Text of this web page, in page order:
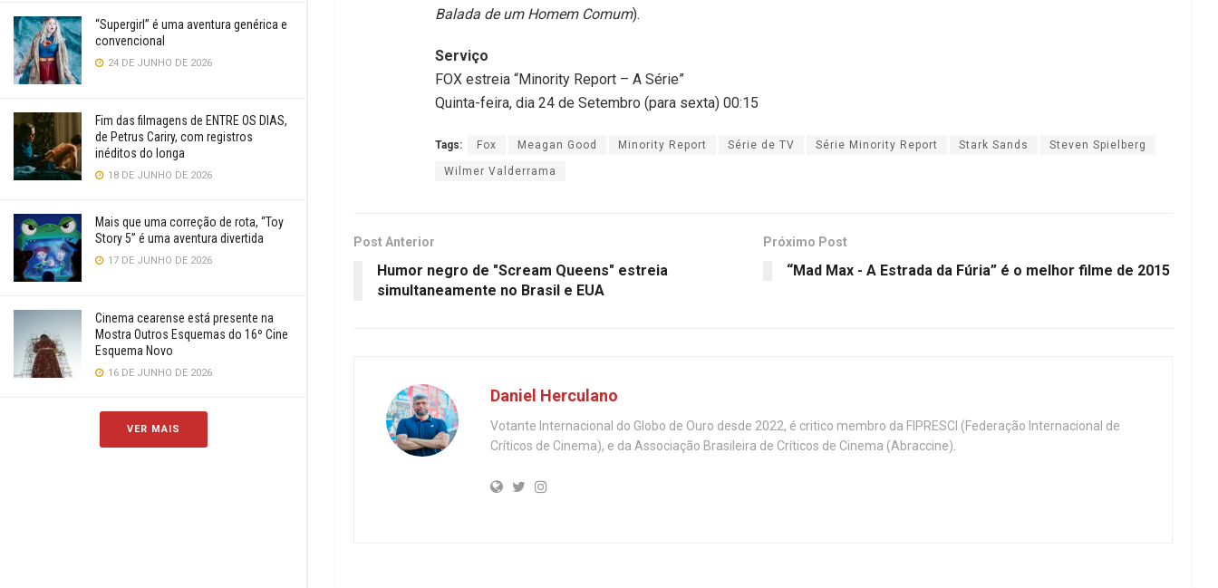
“Supergirl” é uma aventura genérica e
convencional
24 DE JUNHO DE 2026
Fim das filmagens de ENTRE OS DIAS,
de Petrus Cariry, com registros
inéditos do longa
18 DE JUNHO DE 2026
Mais que uma correção de rota, “Toy
Story 5” é uma aventura divertida
17 DE JUNHO DE 2026
Cinema cearense está presente na
Mostra Outros Esquemas do 16º Cine
Esquema Novo
16 DE JUNHO DE 2026
VER MAIS
Balada de um Homem Comum).
Serviço
FOX estreia “Minority Report – A Série”
Quinta-feira, dia 24 de Setembro (para sexta) 00:15
Tags: Fox Meagan Good Minority Report Série de TV Série Minority Report Stark Sands Steven Spielberg
Wilmer Valderrama
Post Anterior
Humor negro de "Scream Queens" estreia
simultaneamente no Brasil e EUA
Próximo Post
“Mad Max - A Estrada da Fúria” é o melhor filme de 2015
Daniel Herculano
Votante Internacional do Globo de Ouro desde 2022, é critico membro da FIPRESCI (Federação Internacional de
Críticos de Cinema), e da Associação Brasileira de Críticos de Cinema (Abraccine).